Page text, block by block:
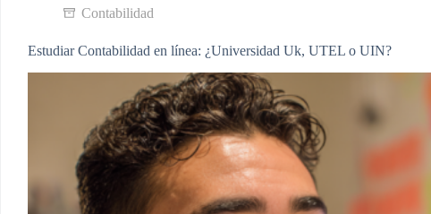
Contabilidad
Estudiar Contabilidad en línea: ¿Universidad Uk, UTEL o UIN?